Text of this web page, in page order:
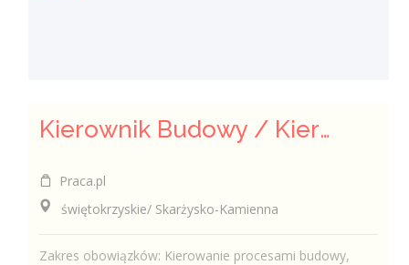
Kierownik Budowy / Kierowniczka Budowy
Praca.pl
świętokrzyskie/ Skarżysko-Kamienna
Zakres obowiązków: Kierowanie procesami budowy,